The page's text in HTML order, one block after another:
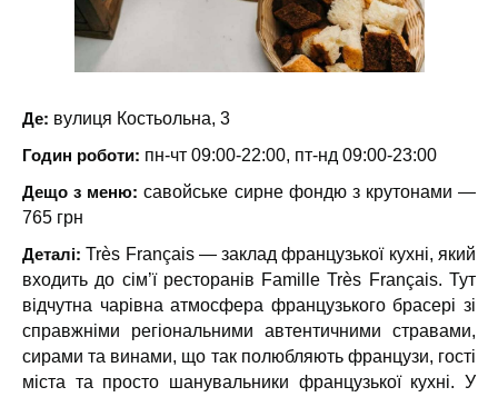
Де: вулиця Костьольна, 3
Годин роботи: пн-чт 09:00-22:00, пт-нд 09:00-23:00
Дещо з меню:савойське сирне фондю з крутонами —
765 грн
Деталі:Très Français — заклад французької кухні, який
входить до сім’ї ресторанів Famille Très Français. Тут
відчутна чарівна атмосфера французького брасері зі
справжніми регіональними автентичними стравами,
сирами та винами, що так полюбляють французи, гості
міста та просто шанувальники французької кухні. У